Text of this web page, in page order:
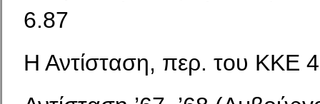
6.87
Η Αντίσταση, περ. του ΚΚΕ